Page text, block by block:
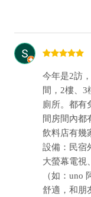
今年是2訪
間，2樓、3
廁所。都有
間房間內都
飲料店有幾
設備：民宿
大螢幕電視
（如：uno
舒適，和朋